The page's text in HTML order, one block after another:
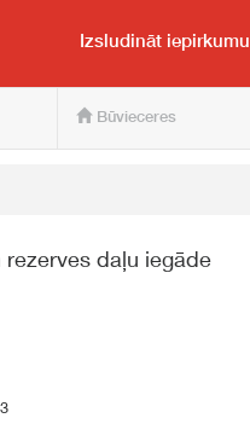
un pārdevējam
Izsludināt iepirkumu
Būvieceres
daļu iegāde